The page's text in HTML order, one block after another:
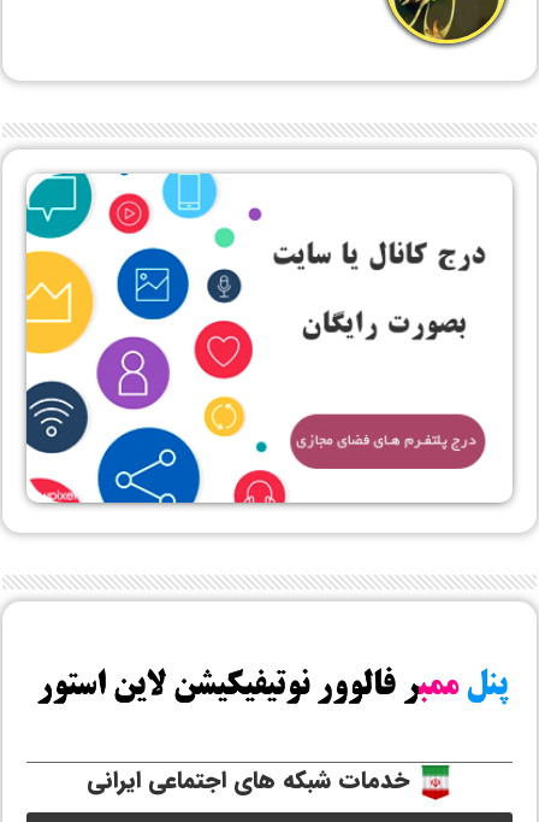
خدمات شبکه های اجتماعی ایرانی